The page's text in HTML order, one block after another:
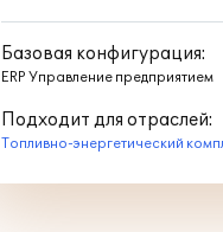
Базовая конфигурация:
ERP Управление предприятием
Подходит для отраслей:
Топливно-энергетический